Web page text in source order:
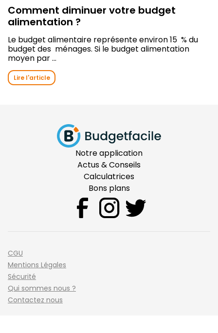
Comment diminuer votre budget
alimentation ?
Le budget alimentaire représente environ 15 % du
budget des ménages. Si le budget alimentation
moyen par ...
Lire l'article
Notre application
Actus & Conseils
Calculatrices
Bons plans
CGU
Mentions Légales
Sécurité
Qui sommes nous ?
Contactez nous